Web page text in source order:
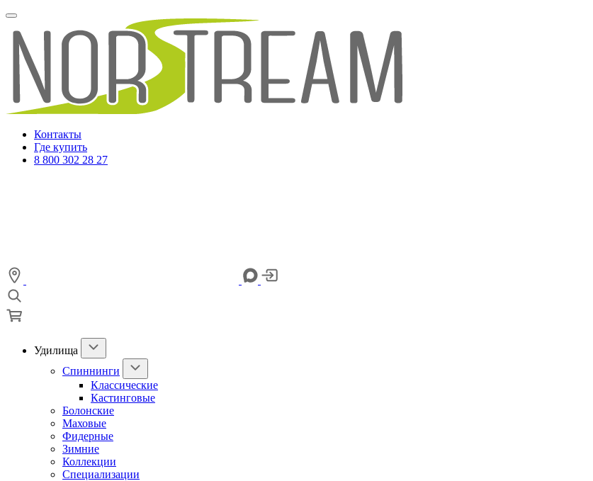
Контакты
Где купить
8 800 302 28 27
Удилища
Спиннинги
Классические
Кастинговые
Болонские
Маховые
Фидерные
Зимние
Коллекции
Специализации